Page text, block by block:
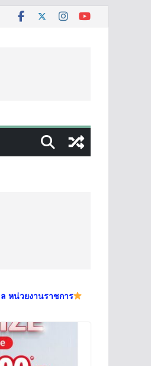
หน่วยงานราชการ